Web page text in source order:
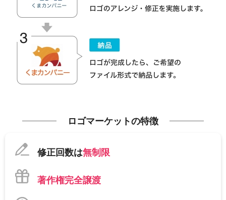
ロゴマーケットの特徴
修正回数は無制限
著作権完全譲渡